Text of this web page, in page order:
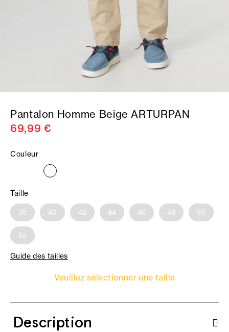
Pantalon Homme Beige ARTURPAN
69,99 €
Couleur
Taille
38 40 42 44 46 48 50
52
Guide des tailles
Veuillez sélectionner une taille
Description